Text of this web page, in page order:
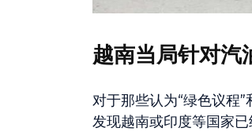
越南当局针对汽
对于那些认为“绿色议程
发现越南或印度等国家